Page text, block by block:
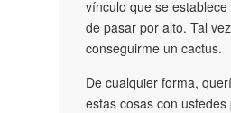
vínculo que se
de pasar por alto. Tal
conseguirme un cactus.
De cualquier forma,
estas cosas con